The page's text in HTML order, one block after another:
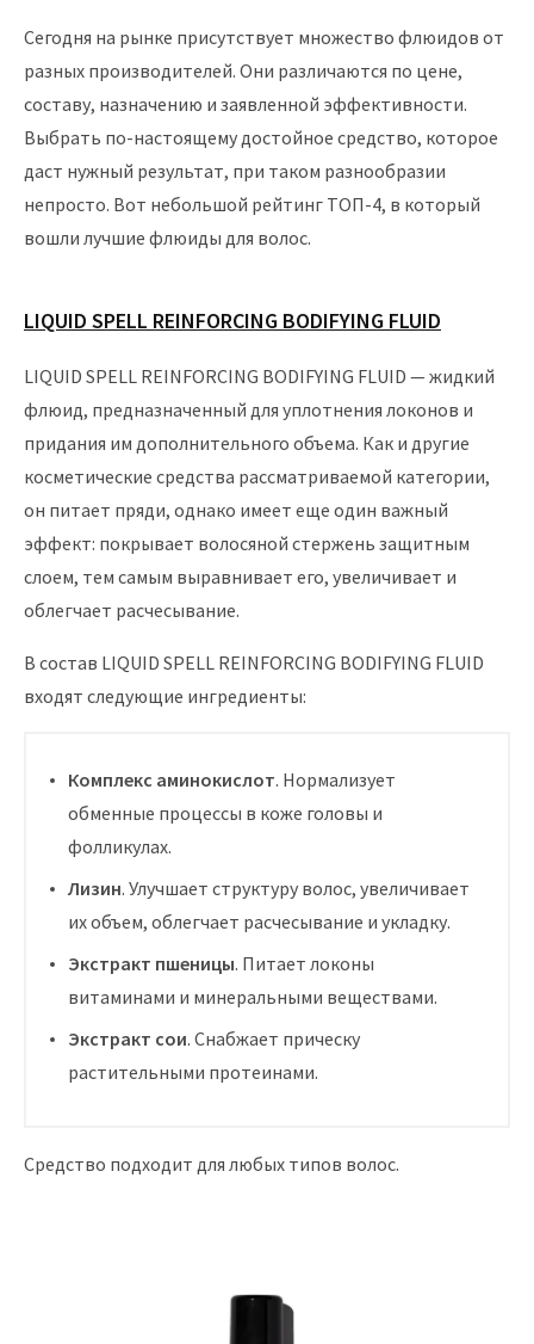
Сегодня на рынке присутствует множество флюидов от
разных производителей. Они различаются по цене,
составу, назначению и заявленной эффективности.
Выбрать по-настоящему достойное средство, которое
даст нужный результат, при таком разнообразии
непросто. Вот небольшой рейтинг ТОП-4, в который
вошли лучшие флюиды для волос.
LIQUID SPELL REINFORCING BODIFYING FLUID
LIQUID SPELL REINFORCING BODIFYING FLUID — жидкий
флюид, предназначенный для уплотнения локонов и
придания им дополнительного объема. Как и другие
косметические средства рассматриваемой категории,
он питает пряди, однако имеет еще один важный
эффект: покрывает волосяной стержень защитным
слоем, тем самым выравнивает его, увеличивает и
облегчает расчесывание.
В состав LIQUID SPELL REINFORCING BODIFYING FLUID
входят следующие ингредиенты:
Комплекс аминокислот. Нормализует
обменные процессы в коже головы и
фолликулах.
Лизин. Улучшает структуру волос, увеличивает
их объем, облегчает расчесывание и укладку.
Экстракт пшеницы. Питает локоны
витаминами и минеральными веществами.
Экстракт сои. Снабжает прическу
растительными протеинами.
Средство подходит для любых типов волос.